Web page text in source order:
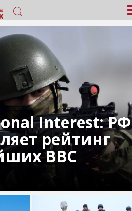
Interest: РФ
рейтинг
ВВС